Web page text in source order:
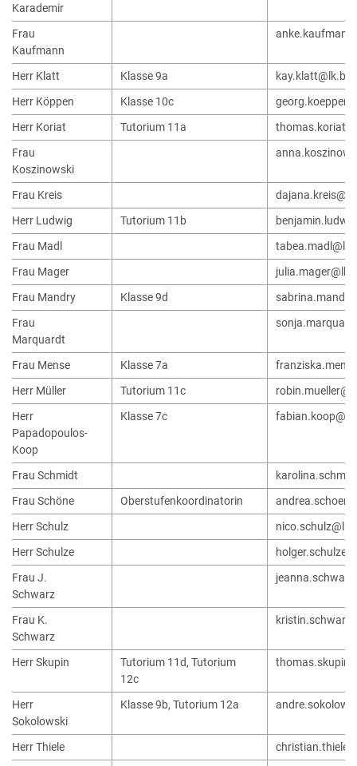
Karademir
Frau
Kaufmann
Herr Klatt Klasse 9a
Herr Köppen
Klasse 10c
Herr Koriat
Tutorium 11a
Frau
Koszinowski
Frau Kreis
Herr Ludwig
Tutorium 11b
Frau Madl
Frau Mager
Frau Mandry
Klasse 9d
Frau
Marquardt
Frau Mense Klasse 7a
Herr Müller
Tutorium 11c
Herr
Papadopoulos-
Koop
Klasse 7c
Frau Schmidt
Frau Schöne
Oberstufenkoordinatorin
Herr Schulz
Herr Schulze
Frau J.
Schwarz
Frau K.
Schwarz
Herr Skupin
Tutorium 11d, Tutorium
12c
Herr
Sokolowski
Klasse 9b, Tutorium 12a
Herr Thiele